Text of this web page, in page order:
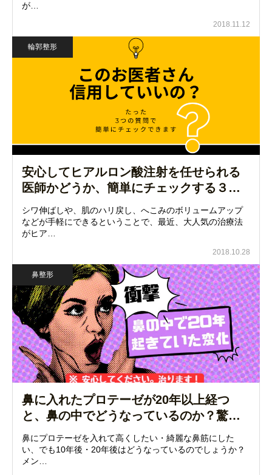
が…
2018.11.12
輪郭整形
安心してヒアルロン酸注射を任せられる
医師かどうか、簡単にチェックする３…
シワ伸ばしや、肌のハリ戻し、へこみのボリュームアップ
などが手軽にできるということで、最近、大人気の治療法
がヒア…
2018.10.28
鼻整形
鼻に入れたプロテーゼが20年以上経つ
と、鼻の中でどうなっているのか？驚…
鼻にプロテーゼを入れて高くしたい・綺麗な鼻筋にした
い、でも10年後・20年後はどうなっているのでしょうか？
メン…